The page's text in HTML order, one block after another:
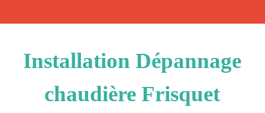
Installation Dépannage
chaudière Frisquet